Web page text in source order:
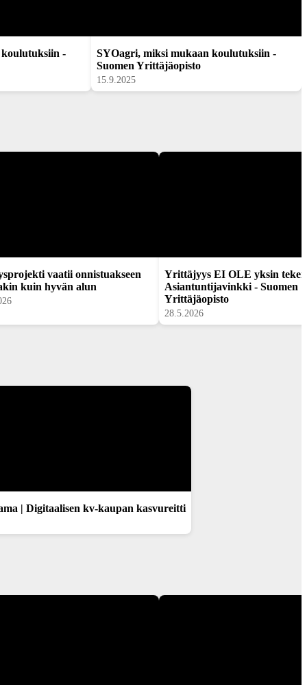
-
SYOagri, miksi mukaan koulutuksiin -
Suomen Yrittäjäopisto
15.9.2025
vaatii onnistuakseen
kuin hyvän alun
Yrittäjyys EI OLE yksin
Asiantuntijavinkki - Suomen
Yrittäjäopisto
28.5.2026
| Digitaalisen kv-kaupan kasvureitti